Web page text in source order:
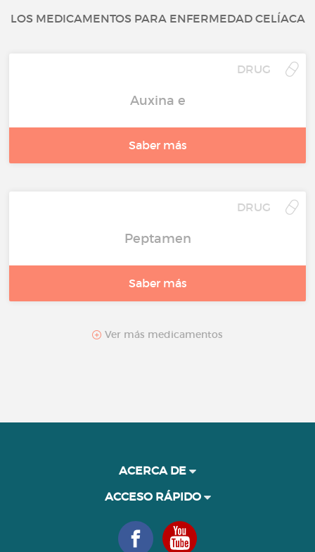
LOS MEDICAMENTOS PARA ENFERMEDAD CELÍACA
DRUG
Auxina e
Saber más
DRUG
Peptamen
Saber más
Ver más medicamentos
ACERCA DE
ACCESO RÁPIDO